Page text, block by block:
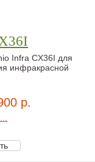
Infra CX36I для
инфракрасной
р.